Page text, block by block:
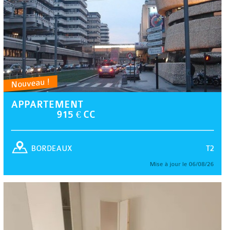
Nouveau !
APPARTEMENT
915 € CC
T2
BORDEAUX
Mise à jour le 06/08/26